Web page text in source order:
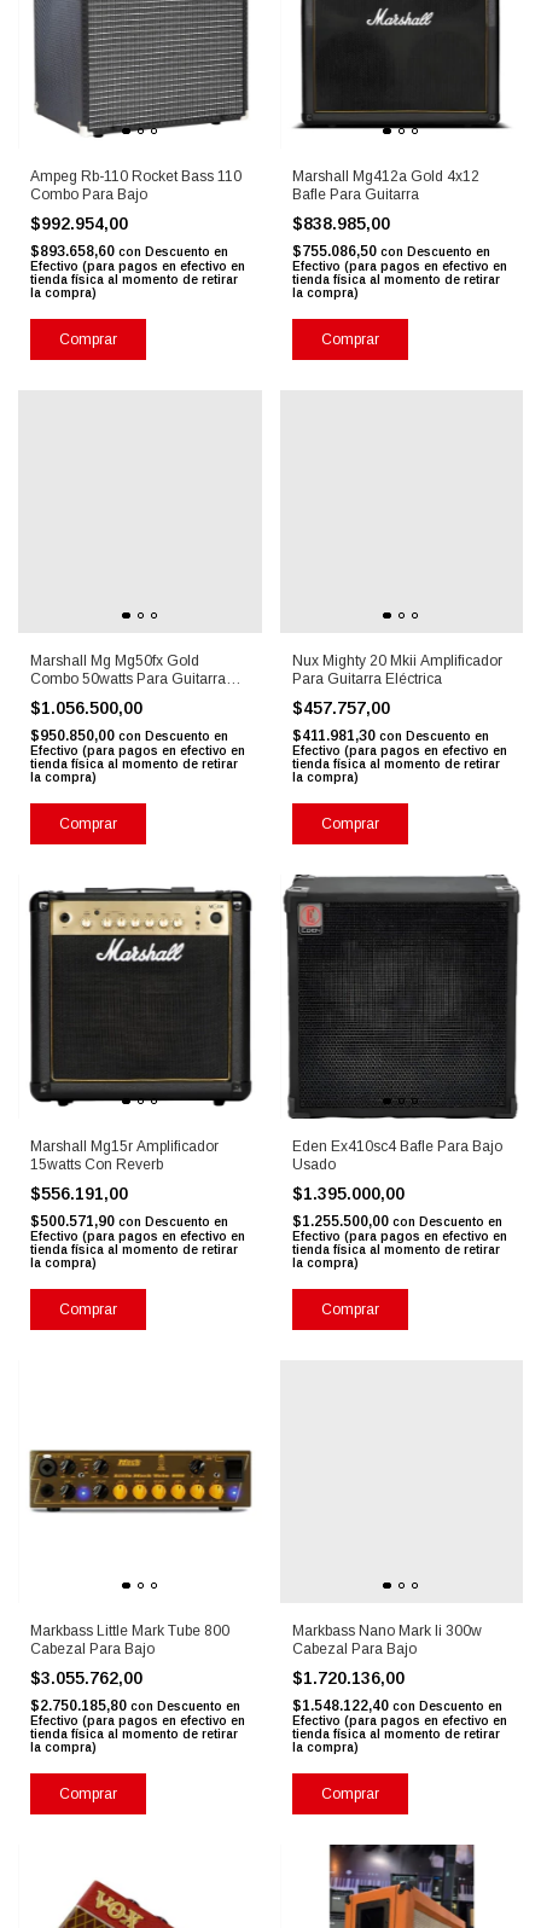
Ampeg Rb-110 Rocket Bass 110
Combo Para Bajo
$992.954,00
$893.658,60 con Descuento en
Efectivo (para pagos en efectivo en
tienda física al momento de retirar
la compra)
Comprar
Marshall Mg412a Gold 4x12
Bafle Para Guitarra
$838.985,00
$755.086,50 con Descuento en
Efectivo (para pagos en efectivo en
tienda física al momento de retirar
la compra)
Comprar
Marshall Mg Mg50fx Gold
Combo 50watts Para Guitarra
Efectos
$1.056.500,00
$950.850,00 con Descuento en
Efectivo (para pagos en efectivo en
tienda física al momento de retirar
la compra)
Comprar
Nux Mighty 20 Mkii Amplificador
Para Guitarra Eléctrica
$457.757,00
$411.981,30 con Descuento en
Efectivo (para pagos en efectivo en
tienda física al momento de retirar
la compra)
Comprar
Marshall Mg15r Amplificador
15watts Con Reverb
$556.191,00
$500.571,90 con Descuento en
Efectivo (para pagos en efectivo en
tienda física al momento de retirar
la compra)
Comprar
Eden Ex410sc4 Bafle Para Bajo
Usado
$1.395.000,00
$1.255.500,00 con Descuento en
Efectivo (para pagos en efectivo en
tienda física al momento de retirar
la compra)
Comprar
Markbass Little Mark Tube 800
Cabezal Para Bajo
$3.055.762,00
$2.750.185,80 con Descuento en
Efectivo (para pagos en efectivo en
tienda física al momento de retirar
la compra)
Comprar
Markbass Nano Mark Ii 300w
Cabezal Para Bajo
$1.720.136,00
$1.548.122,40 con Descuento en
Efectivo (para pagos en efectivo en
tienda física al momento de retirar
la compra)
Comprar